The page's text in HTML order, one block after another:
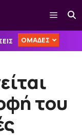
Μενού
ΟΜΑΔΕΣ
του